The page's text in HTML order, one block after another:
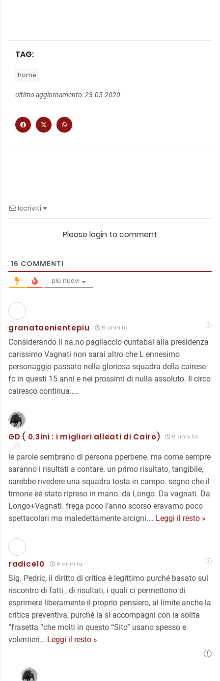
TAG:
home
ultimo aggiornamento: 23-05-2020
Iscriviti
Please login to comment
16 COMMENTI
più nuovi
granataenientepiu 6 anni fa
Considerando il na.no pagliaccio cuntabal alla presidenza
carissimo Vagnati non sarai altro che L ennesimo
personaggio passato nella gloriosa squadra della cairese
fc in questi 15 anni e nei prossimi di nulla assoluto. Il circo
cairesco continua…..
GD ( 0.3ini : i migliori alleati di Cairo) 6 anni fa
le parole sembrano di persona pperbene. ma come sempre
saranno i risultati a contare. un primo risultato, tangibile,
sarebbe rivedere una squadra tosta in campo. segno che il
timone èè stato ripreso in mano. da Longo. Da vagnati. Da
Longo+Vagnati. frega poco l’anno scorso eravamo poco
spettacolari ma maledettamente arcigni.… Leggi il resto »
radice10 6 anni fa
Sig. Pedric, il diritto di critica è legittimo purché basato sul
riscontro di fatti , di risultati, i quali ci permettono di
esprimere liberamente il proprio pensiero, al limite anche la
critica preventiva, purché la si accompagni con la solita
“frasetta “che molti in questo “Sito” usano spesso e
volentieri… Leggi il resto »